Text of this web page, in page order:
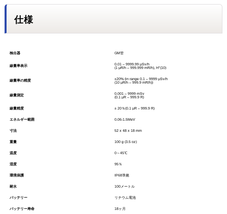
仕様
検出器 GM管
線量率表示
0.01 – 9999.99 μSv/h
(1 μR/h – 999.999 mR/h), H*(10)
線量率の精度
±20% (in range 0.1 – 9999 μSv/h
(10 μR/h – 999.9 mR/h))
線量測定
0.001 – 9999 mSv
(0.1 μR – 999.9 R)
線量精度 ± 20％(0.1 μR – 999.9 R)
エネルギー範囲 0.06-1.5MeV
寸法 52 x 48 x 18 mm
重量 100 g (3.5 oz)
温度 0～45℃
湿度 95％
環境保護 IP68準拠
耐水 100メートル
バッテリー リチウム電池
バッテリー寿命 18ヶ月